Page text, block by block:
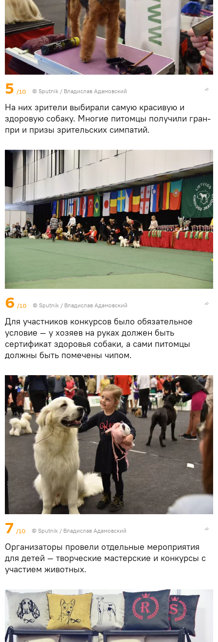
5 /10 © Sputnik / Владислав Адамовский
На них зрители выбирали самую красивую и
здоровую собаку. Многие питомцы получили гран-
при и призы зрительских симпатий.
6 /10 © Sputnik / Владислав Адамовский
Для участников конкурсов было обязательное
условие — у хозяев на руках должен быть
сертификат здоровья собаки, а сами питомцы
должны быть помечены чипом.
7 /10 © Sputnik / Владислав Адамовский
Организаторы провели отдельные мероприятия
для детей — творческие мастерские и конкурсы с
участием животных.